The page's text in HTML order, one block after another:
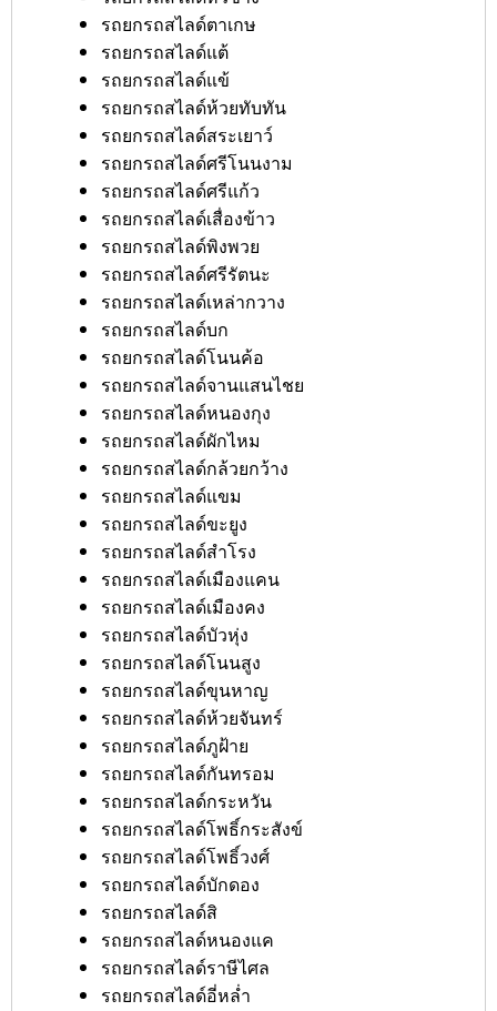
รถยกรถสไลด์ตาเกษ
รถยกรถสไลด์แต้
รถยกรถสไลด์แข้
รถยกรถสไลด์ห้วยทับทัน
รถยกรถสไลด์สระเยาว์
รถยกรถสไลด์ศรีโนนงาม
รถยกรถสไลด์ศรีแก้ว
รถยกรถสไลด์เสื่องข้าว
รถยกรถสไลด์พิงพวย
รถยกรถสไลด์ศรีรัตนะ
รถยกรถสไลด์เหล่ากวาง
รถยกรถสไลด์บก
รถยกรถสไลด์โนนค้อ
รถยกรถสไลด์จานแสนไชย
รถยกรถสไลด์หนองกุง
รถยกรถสไลด์ผักไหม
รถยกรถสไลด์กล้วยกว้าง
รถยกรถสไลด์แขม
รถยกรถสไลด์ขะยูง
รถยกรถสไลด์สำโรง
รถยกรถสไลด์เมืองแคน
รถยกรถสไลด์เมืองคง
รถยกรถสไลด์บัวหุ่ง
รถยกรถสไลด์โนนสูง
รถยกรถสไลด์ขุนหาญ
รถยกรถสไลด์ห้วยจันทร์
รถยกรถสไลด์ภูฝ้าย
รถยกรถสไลด์กันทรอม
รถยกรถสไลด์กระหวัน
รถยกรถสไลด์โพธิ์กระสังข์
รถยกรถสไลด์โพธิ์วงศ์
รถยกรถสไลด์บักดอง
รถยกรถสไลด์สิ
รถยกรถสไลด์หนองแค
รถยกรถสไลด์ราษีไศล
รถยกรถสไลด์อี่หล่ำ